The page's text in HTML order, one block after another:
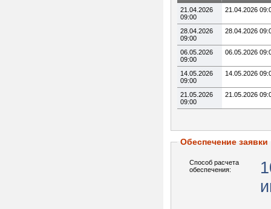
21.04.2026
09:00
21.04.2026
28.04.2026
09:00
28.04.2026
06.05.2026
09:00
06.05.2026
14.05.2026
09:00
14.05.2026
21.05.2026
09:00
21.05.2026
Обеспечение заявки
Способ расчета
обеспечения: